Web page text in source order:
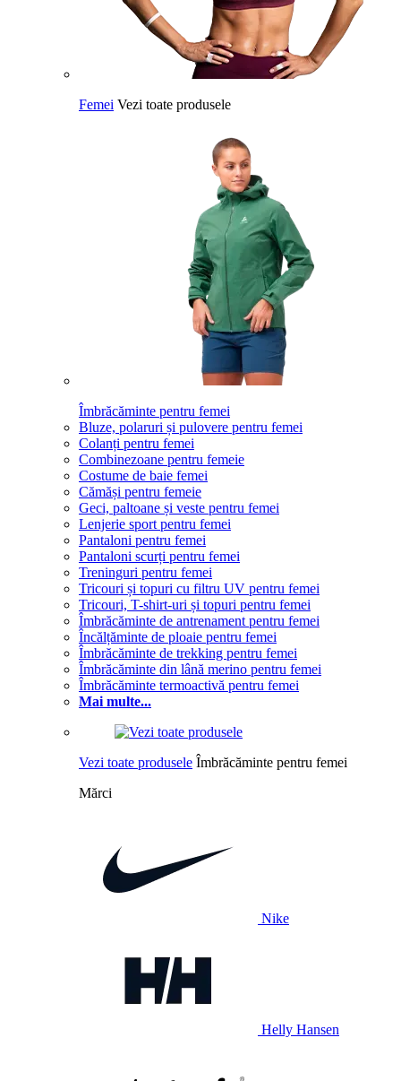
Femei Vezi toate produsele
Îmbrăcăminte pentru femei
Bluze, polaruri și pulovere pentru femei
Colanți pentru femei
Combinezoane pentru femeie
Costume de baie femei
Cămăși pentru femeie
Geci, paltoane și veste pentru femei
Lenjerie sport pentru femei
Pantaloni pentru femei
Pantaloni scurți pentru femei
Treninguri pentru femei
Tricouri și topuri cu filtru UV pentru femei
Tricouri, T-shirt-uri și topuri pentru femei
Îmbrăcăminte de antrenament pentru femei
Încălțăminte de ploaie pentru femei
Îmbrăcăminte de trekking pentru femei
Îmbrăcăminte din lână merino pentru femei
Îmbrăcăminte termoactivă pentru femei
Mai multe...
Vezi toate produsele Îmbrăcăminte pentru femei
Mărci
Nike
Helly Hansen